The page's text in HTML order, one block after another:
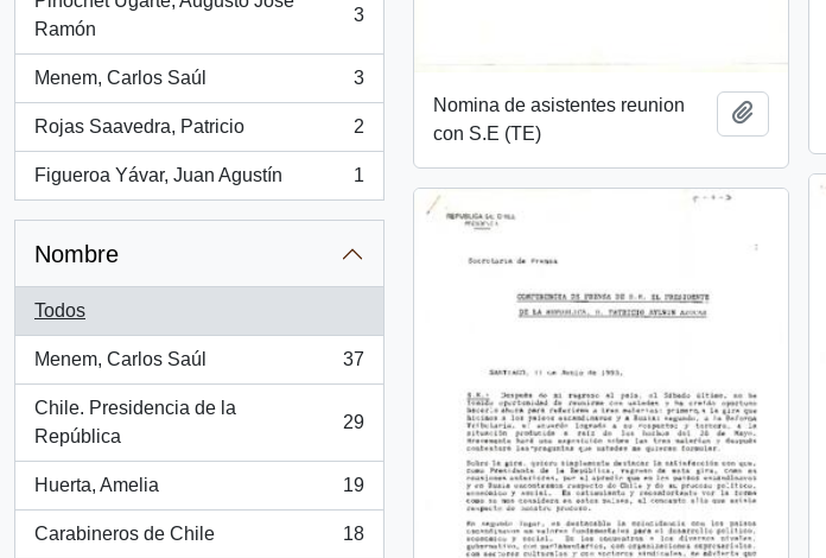
Ramón
, 3 resultados
3
Menem, Carlos Saúl
, 3 resultados
3
Rojas Saavedra, Patricio
, 2 resultados
2
Figueroa Yávar, Juan Agustín
, 1 resultados
1
Nombre
Todos
Menem, Carlos Saúl
, 37 resultados
37
Chile. Presidencia de la
República
, 29 resultados
29
Huerta, Amelia
, 19 resultados
19
Carabineros de Chile
, 18 resultados
18
Nomina de asistentes reunion
con S.E (TE)
Añadir